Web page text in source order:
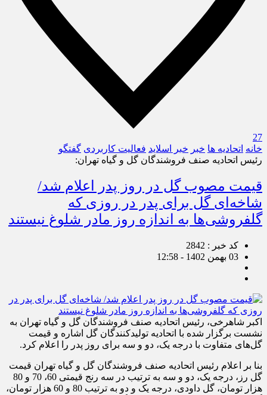
27
خانه اتحادیه ها خبر خبر اسلايد فعالیت کاربردی گفتگو
رئیس اتحادیه صنف فروشندگان گل و گیاه تهران:
قیمت مصوب گل در روز پدر اعلام شد/
شاخه‌ای گل برای پدر در روزی که
گلفروشی‌ها به اندازه روز مادر شلوغ نیستند
کد خبر : 2842
03 بهمن 1402 - 12:58
اکبر شاهرخی، رئیس اتحادیه صنف فروشندگان گل و گیاه تهران به
نشست برگزار شده با اتحادیه تولیدکنندگان گل اشاره و قیمت
گل‌های متفاوت با درجه یک، دو و سه برای روز پدر را اعلام کرد.
بنا بر اعلام رئیس اتحادیه صنف فروشندگان گل و گیاه تهران قیمت
گل رز، درجه یک، دو و سه به ترتیب در سه رنج قیمتی 60، 70 و 80
هزار تومان، گل داودی، درجه یک و دو به ترتیب 80 و 60 هزار تومان،